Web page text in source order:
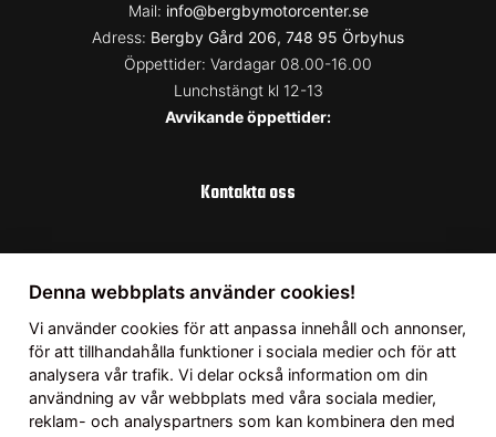
Mail: info@bergbymotorcenter.se
Adress: Bergby Gård 206, 748 95 Örbyhus
Öppettider: Vardagar 08.00-16.00
Lunchstängt kl 12-13
Avvikande öppettider:
Kontakta oss
Uppsala
Telefon:018337166
Mail:info@bergbymotorcenter.se
Adress: Fullerö 123, 755 94 Uppsala
Öppettider: Vardagar 08.00-17.00
Lördag 10.00-14.00
Denna webbplats använder cookies!
Vi använder cookies för att anpassa innehåll och annonser,
för att tillhandahålla funktioner i sociala medier och för att
analysera vår trafik. Vi delar också information om din
användning av vår webbplats med våra sociala medier,
reklam- och analyspartners som kan kombinera den med